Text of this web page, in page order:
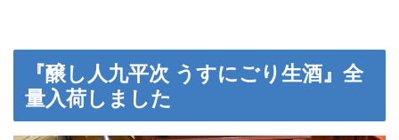
『醸し人九平次 うすにごり生酒』全
量入荷しました